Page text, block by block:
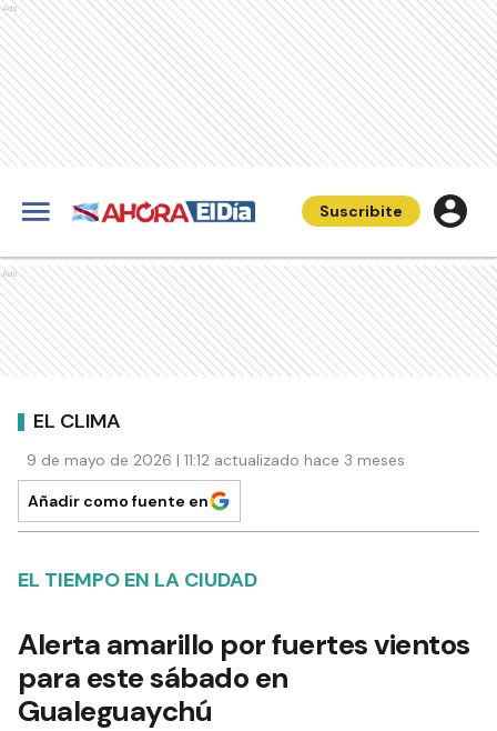
Ads
Suscribite
Ads
EL CLIMA
9 de mayo de 2026 | 11:12 actualizado hace 3 meses
Añadir como fuente en
EL TIEMPO EN LA CIUDAD
Alerta amarillo por fuertes vientos
para este sábado en
Gualeguaychú